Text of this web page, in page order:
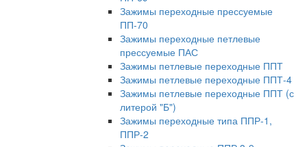
Зажимы переходные прессуемые
ПП-70
Зажимы переходные петлевые
прессуемые ПАС
Зажимы петлевые переходные ППТ
Зажимы петлевые переходные ППТ-4
Зажимы петлевые переходные ППТ (с
литерой "Б")
Зажимы переходные типа ППР-1,
ППР-2